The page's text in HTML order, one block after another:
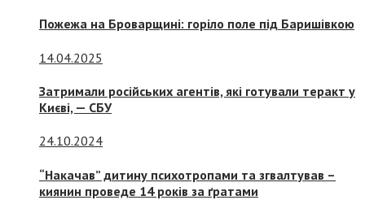
Пожежа на Броварщині: горіло поле під Баришівкою
14.04.2025
Затримали російських агентів, які готували теракт у
Києві, — СБУ
24.10.2024
“Накачав” дитину психотропами та згвалтував –
киянин проведе 14 років за ґратами